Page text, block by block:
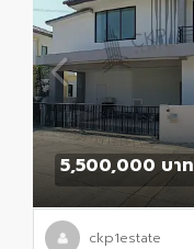
5,500,000 บาท
ckp1estate